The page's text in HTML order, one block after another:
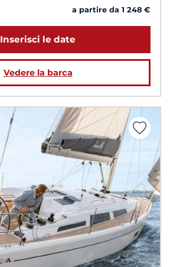
a partire da 1 248 €
Inserisci le date
Vedere la barca